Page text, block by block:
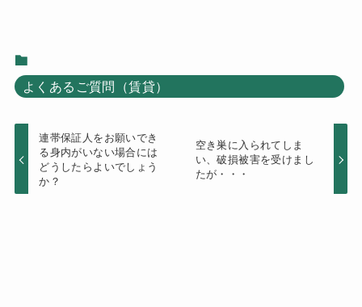
よくあるご質問（賃貸）
連帯保証人をお願いでき
る身内がいない場合には
どうしたらよいでしょう
か？
空き巣に入られてしま
い、破損被害を受けまし
たが・・・